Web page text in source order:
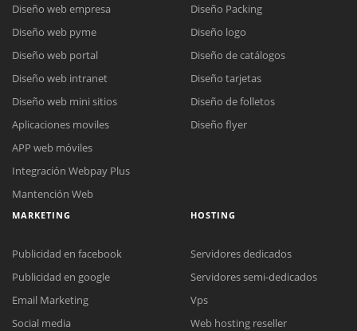
Reunión online
Nuestros ejecutivos le enviarán un correo electrónico con el enlace a
Diseño web empresa
Diseño web pyme
Diseño web portal
Diseño web intranet
Diseño web mini sitios
Aplicaciones moviles
APP web móviles
Integración Webpay Plus
Mantención Web
Diseño Packing
Diseño logo
Diseño de catálogos
Diseño tarjetas
Diseño de folletos
Diseño flyer
MARKETING
Publicidad en facebook
Publicidad en google
Email Marketing
Social media
HOSTING
Servidores dedicados
Servidores semi-dedicados
Vps
Web hosting reseller